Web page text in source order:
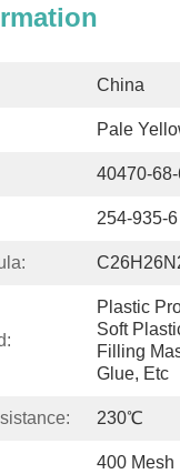
China
Pale
40470-
254-935-6
Plastic
Soft
Filling
Glue, Etc
230℃
400 Mesh